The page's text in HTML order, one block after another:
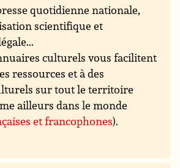
quotidienne nationale,
scientifique et
culturels vous facilitent
ressources et à des
sur tout le territoire
ailleurs dans le monde
et francophones).